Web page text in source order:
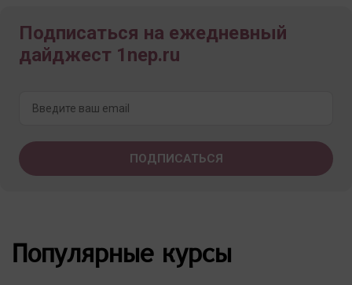
Подписаться на ежедневный
дайджест 1nep.ru
Популярные курсы